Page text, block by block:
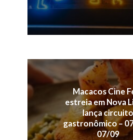
Macacos Cine
estreia em Nova
lança circuito
gastronômico –
07/09